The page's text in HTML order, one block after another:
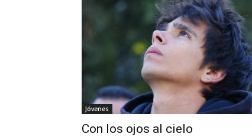
Jóvenes
Con los ojos al cielo